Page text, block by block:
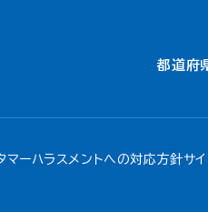
都道府
マーハラスメントへの対応方針サ